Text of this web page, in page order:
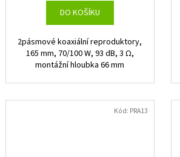
DO KOŠÍKU
2pásmové koaxiální reproduktory,
165 mm, 70/100 W, 93 dB, 3 Ω,
montážní hloubka 66 mm
Kód: PRA13